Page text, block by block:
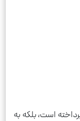
است، بلکه به